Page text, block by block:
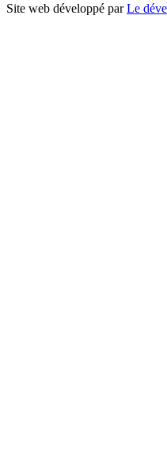
Site web développé parLe